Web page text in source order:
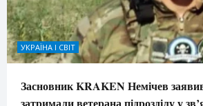
УКРАЇНА І СВІТ
Засновник KRAKEN Немічев